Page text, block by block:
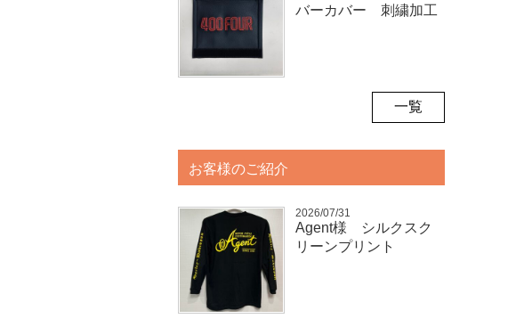
バーカバー 刺繍加工
一覧
お客様のご紹介
2026/07/31
Agent様 シルクスク
リーンプリント